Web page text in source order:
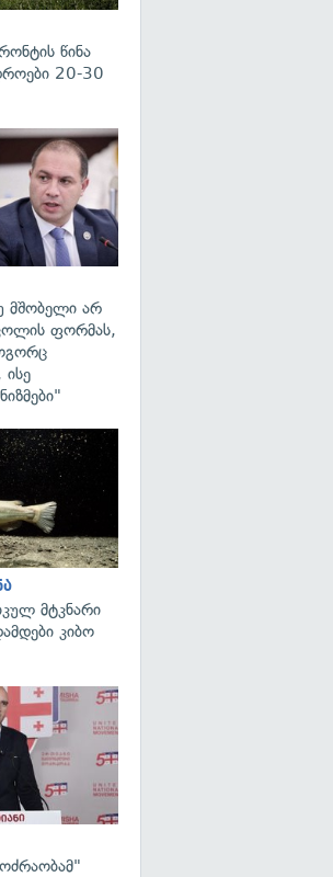
წინა
20-30
მშობელი არ
ფორმას,
მტკნარი
კიბო